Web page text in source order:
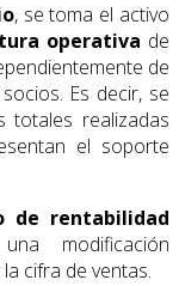
, se toma el activo
operativa de
de
Es decir, se
totales realizadas
el soporte
de rentabilidad
modificación
cifra de ventas.